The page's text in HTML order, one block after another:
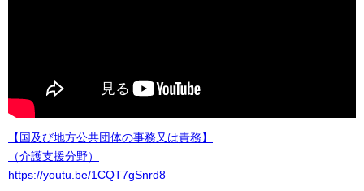
【国及び地方公共団体の事務又は責務】
（介護支援分野）
https://youtu.be/1CQT7gSnrd8